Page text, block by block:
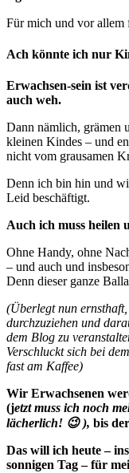
Für mich und vor allem
Ach könnte ich nur
Erwachsen-sein ist
auch weh.
Dann nämlich, grämen
kleinen Kindes – und
nicht vom grausamen
Denn ich bin hin und
Leid beschäftigt.
Auch ich muss heilen
Ohne Handy, ohne
– und auch und
Denn dieser ganze
(Überlegt nun
durchzuziehen und
dem Blog zu
Verschluckt sich bei
fast am Kaffee)
Wir Erwachsenen
(jetzt muss ich noch
lächerlich! 😉 ), bis
Das will ich heute –
sonnigen Tag – für